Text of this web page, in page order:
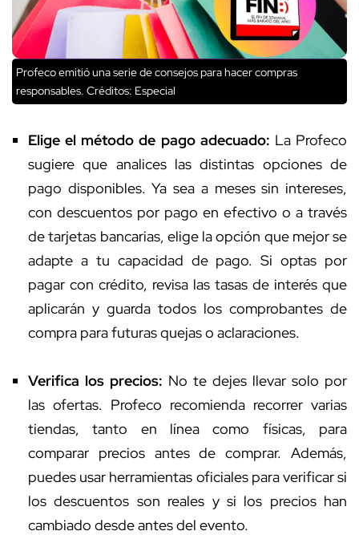
Profeco emitió una serie de consejos para hacer compras
responsables. Créditos: Especial
Elige el método de pago adecuado: La Profeco
sugiere que analices las distintas opciones de
pago disponibles. Ya sea a meses sin intereses,
con descuentos por pago en efectivo o a través
de tarjetas bancarias, elige la opción que mejor se
adapte a tu capacidad de pago. Si optas por
pagar con crédito, revisa las tasas de interés que
aplicarán y guarda todos los comprobantes de
compra para futuras quejas o aclaraciones.
Verifica los precios: No te dejes llevar solo por
las ofertas. Profeco recomienda recorrer varias
tiendas, tanto en línea como físicas, para
comparar precios antes de comprar. Además,
puedes usar herramientas oficiales para verificar si
los descuentos son reales y si los precios han
cambiado desde antes del evento.